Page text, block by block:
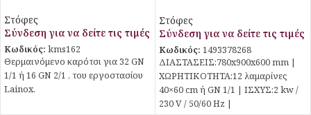
Στόφες
Σύνδεση για να δείτε τις τιμές
Κωδικός: kms162
Θερμαινόμενο καρότσι για 32 GN
1/1 ή 16 GN 2/1 , του εργοστασίου
Lainox.
Στόφες
Σύνδεση για να δείτε τις τιμές
Κωδικός: 1493378268
ΔΙΑΣΤΑΣΕΙΣ:780x900x600 mm |
ΧΩΡΗΤΙΚΟΤΗΤΑ:12 λαμαρίνες
40×60 cm ή GN 1/1 | ΙΣΧΥΣ:2 kw /
230 V / 50/60 Hz |